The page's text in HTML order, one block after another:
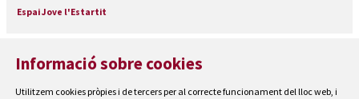
Espai Jove l'Estartit
Informació sobre cookies
Utilitzem cookies pròpies i de tercers per al correcte funcionament del lloc web, i